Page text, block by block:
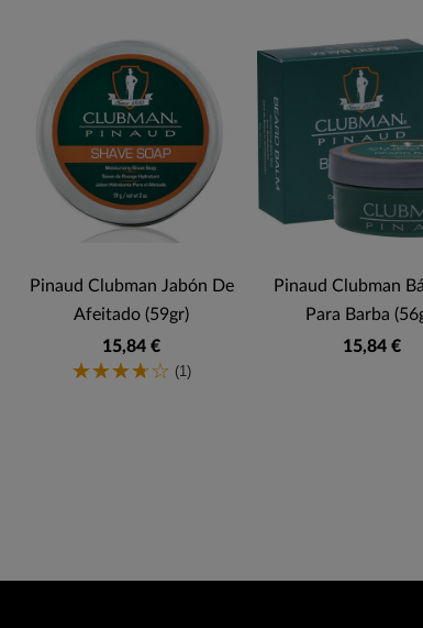
Pinaud Clubman Jabón De
Afeitado (59gr)
15,84 €
(1)
Pinaud Clubman
Para Barba
15,84 €